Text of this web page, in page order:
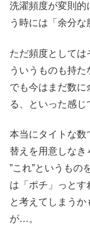
洗濯頻度が変則的
う時には「余分な
ただ頻度としては
ういうものも持た
でも今はまだ数に
る、といった感じ
本当にタイトな数
替えを用意しなき
”これ”というもの
は「ポチ」っとす
と考えてしまう
が…。